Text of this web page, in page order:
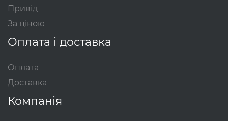
Привід
За ціною
Оплата і доставка
Оплата
Доставка
Компанія